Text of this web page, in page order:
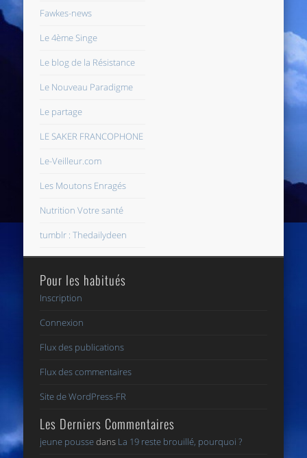
Fawkes-news
Le 4ème Singe
Le blog de la Résistance
Le Nouveau Paradigme
Le partage
LE SAKER FRANCOPHONE
Le-Veilleur.com
Les Moutons Enragés
Nutrition Votre santé
tumblr : Thedailydeen
Pour les habitués
Inscription
Connexion
Flux des publications
Flux des commentaires
Site de WordPress-FR
Les Derniers Commentaires
jeune poussedans La 19 reste brouillé, pourquoi ?